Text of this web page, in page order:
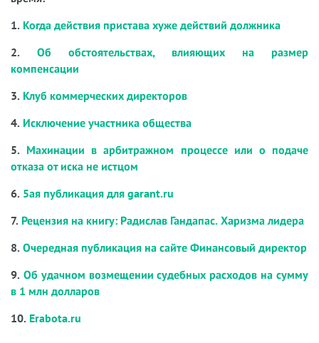
1. Когда действия пристава хуже действий должника
2. Об обстоятельствах, влияющих на размер
компенсации
3. Клуб коммерческих директоров
4. Исключение участника общества
5. Махинации в арбитражном процессе или о подаче
отказа от иска не истцом
6. 5ая публикация для garant.ru
7. Рецензия на книгу: Радислав Гандапас. Харизма лидера
8. Очередная публикация на сайте Финансовый директор
9. Об удачном возмещении судебных расходов на сумму
в 1 млн долларов
10. Erabota.ru